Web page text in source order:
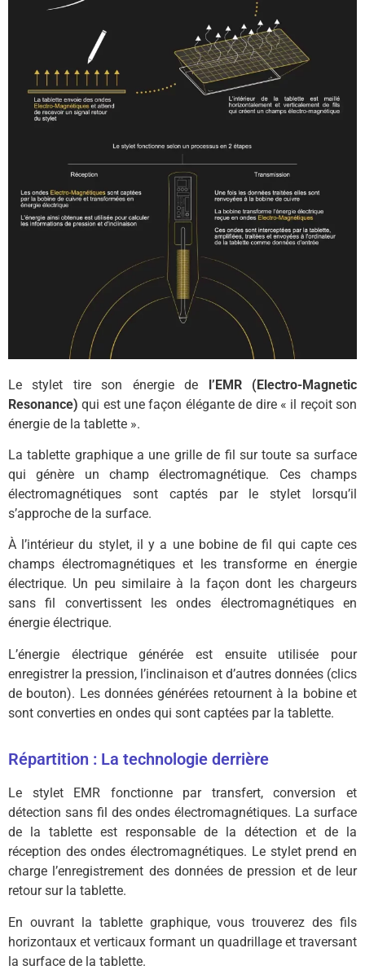
Le stylet tire son énergie de l’EMR (Electro-Magnetic
Resonance) qui est une façon élégante de dire « il reçoit son
énergie de la tablette ».
La tablette graphique a une grille de fil sur toute sa surface
qui génère un champ électromagnétique. Ces champs
électromagnétiques sont captés par le stylet lorsqu’il
s’approche de la surface.
À l’intérieur du stylet, il y a une bobine de fil qui capte ces
champs électromagnétiques et les transforme en énergie
électrique. Un peu similaire à la façon dont les chargeurs
sans fil convertissent les ondes électromagnétiques en
énergie électrique.
L’énergie électrique générée est ensuite utilisée pour
enregistrer la pression, l’inclinaison et d’autres données (clics
de bouton). Les données générées retournent à la bobine et
sont converties en ondes qui sont captées par la tablette.
Répartition : La technologie derrière
Le stylet EMR fonctionne par transfert, conversion et
détection sans fil des ondes électromagnétiques. La surface
de la tablette est responsable de la détection et de la
réception des ondes électromagnétiques. Le stylet prend en
charge l’enregistrement des données de pression et de leur
retour sur la tablette.
En ouvrant la tablette graphique, vous trouverez des fils
horizontaux et verticaux formant un quadrillage et traversant
la surface de la tablette.